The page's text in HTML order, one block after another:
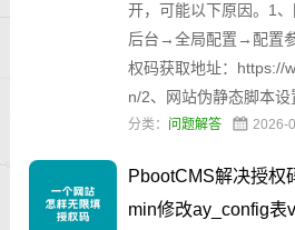
开，可能以下原因。1
后台→全局配置→配置
权码获取地址：https://
n/2、网站伪静态脚本设
分类： 问题解答
PbootCMS解决授权
min修改ay_config表